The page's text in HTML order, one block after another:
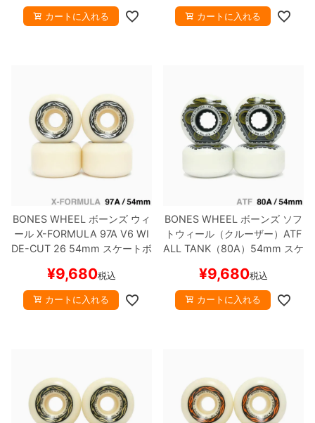
カートに入れる カートに入れる
BONES WHEEL ボーンズ ウィ
ール X-FORMULA 97A V6 WI
DE-CUT 26 54mm スケートボ
¥9,680税込
カートに入れる
BONES WHEEL ボーンズ ソフ
トウィール（クルーザー） ATF
ALL TANK（80A） 54mm スケ
¥9,680税込
カートに入れる